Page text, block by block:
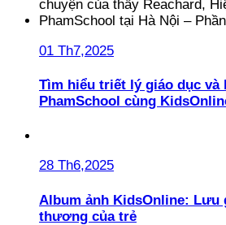
01 Th7,2025
Tìm hiểu triết lý giáo dục và
PhamSchool cùng
28 Th6,2025
Album ảnh KidsOnline: Lưu
thương của trẻ